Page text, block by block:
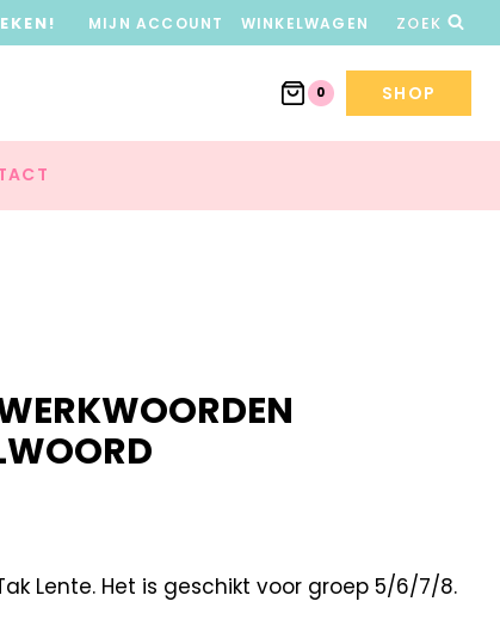
MIJN ACCOUNT WINKELWAGEN ZOEK
0 SHOP
Lente. Het is geschikt voor groep 5/6/7/8.